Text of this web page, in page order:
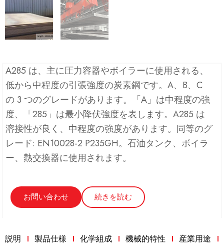
A285 は、主に圧力容器やボイラーに使用される、
低から中程度の引張強度の炭素鋼です。A、B、C
の 3 つのグレードがあります。「A」は中程度の強
度、「285」は最小降伏強度を表します。A285 は
溶接性が良く、中程度の強度があります。同等のグ
レード: EN10028-2 P235GH。石油タンク、ボイラ
ー、熱交換器に使用されます。
お問い合わせ 続きを読む
説明 製品仕様 化学組成 機械的特性
産業用途